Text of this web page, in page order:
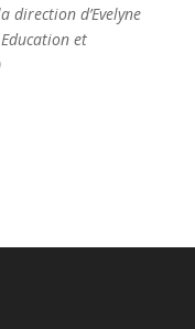
direction d’Evelyne
et